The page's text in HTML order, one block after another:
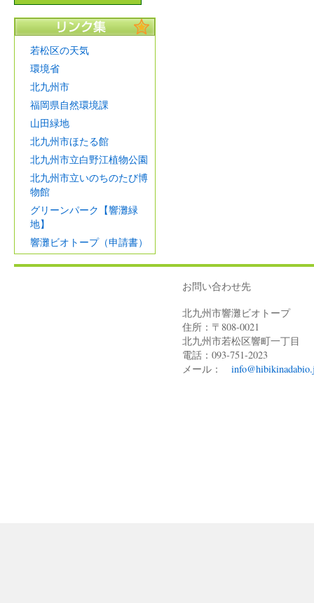
若松区の天気
環境省
北九州市
福岡県自然環境課
山田緑地
北九州市ほたる館
北九州市立白野江植物公園
北九州市立いのちのたび博
物館
グリーンパーク【響灘緑
地】
響灘ビオトープ（申請書）
お問い合わせ先
北九州市響灘ビオトープ
住所：〒808-0021
北九州市若松区響町一丁目
電話：093-751-2023
メール：